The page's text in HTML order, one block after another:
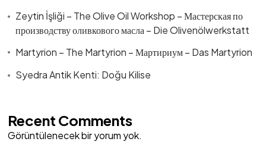
Zeytin İşliği – The Olive Oil Workshop – Мастерская по
производству оливкового масла – Die Olivenölwerkstatt
Martyrion – The Martyrion – Мартириум – Das Martyrion
Syedra Antik Kenti: Doğu Kilise
Recent Comments
Görüntülenecek bir yorum yok.